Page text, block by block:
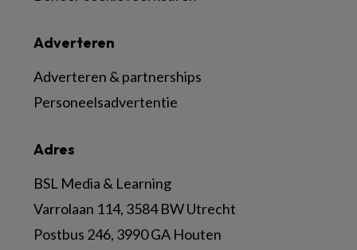
Adres
BSL Media & Learning
Varrolaan 114, 3584 BW Utrecht
Postbus 246, 3990 GA Houten
Adverteren
Adverteren & partnerships
Personeelsadvertentie